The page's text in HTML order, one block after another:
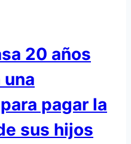
20 años
pagar la
sus hijos